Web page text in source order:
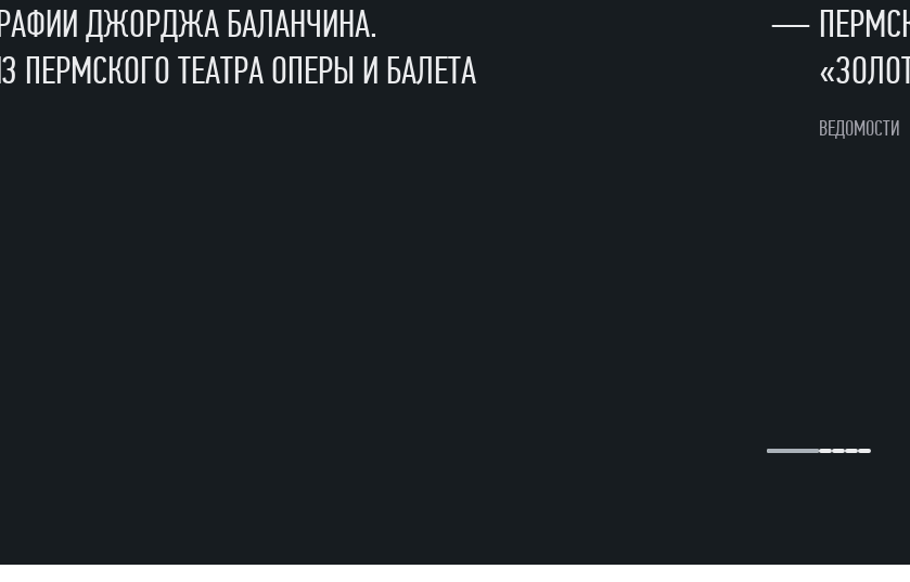
ДЖОРДЖА БАЛАНЧИНА.
ПЕРМСКОГО ТЕАТРА ОПЕРЫ И БАЛЕТА
—
ВЕДОМОСТИ